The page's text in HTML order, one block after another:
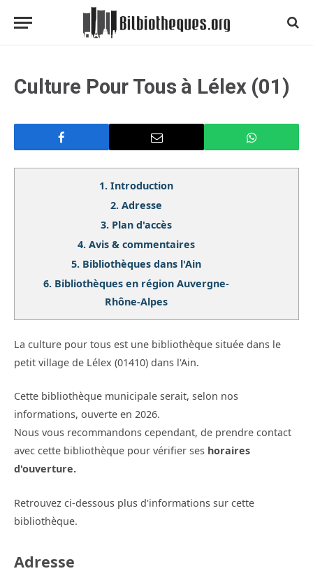
Culture Pour Tous à Lélex (01)
1. Introduction
2. Adresse
3. Plan d'accès
4. Avis & commentaires
5. Bibliothèques dans l'Ain
6. Bibliothèques en région Auvergne-
Rhône-Alpes
La culture pour tous est une bibliothèque située dans le
petit village de Lélex (01410) dans l'Ain.
Cette bibliothèque municipale serait, selon nos
informations, ouverte en 2026.
Nous vous recommandons cependant, de prendre contact
avec cette bibliothèque pour vérifier ses horaires
d'ouverture.
Retrouvez ci-dessous plus d'informations sur cette
bibliothèque.
Adresse